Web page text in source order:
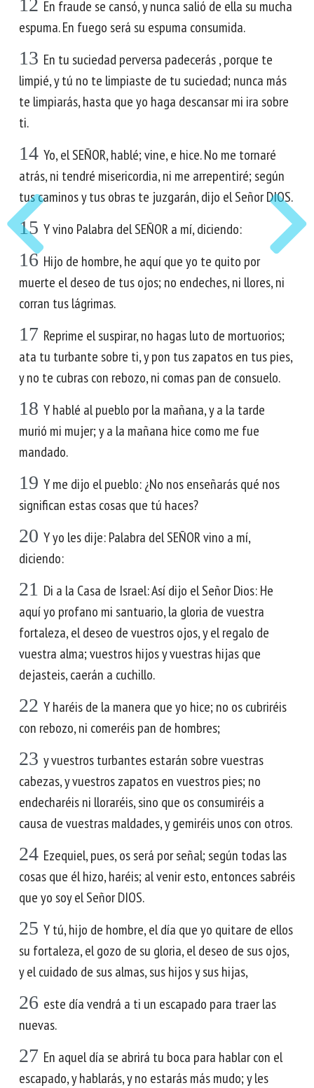
12 En fraude se cansó, y nunca salió de ella su mucha
espuma. En fuego será su espuma consumida.
13 En tu suciedad perversa padecerás , porque te
limpié, y tú no te limpiaste de tu suciedad; nunca más
te limpiarás, hasta que yo haga descansar mi ira sobre
ti.
14 Yo, el SEÑOR, hablé; vine, e hice. No me tornaré
atrás, ni tendré misericordia, ni me arrepentiré; según
tus caminos y tus obras te juzgarán, dijo el Señor DIOS.
15 Y vino Palabra del SEÑOR a mí, diciendo:
16 Hijo de hombre, he aquí que yo te quito por
muerte el deseo de tus ojos; no endeches, ni llores, ni
corran tus lágrimas.
17 Reprime el suspirar, no hagas luto de mortuorios;
ata tu turbante sobre ti, y pon tus zapatos en tus pies,
y no te cubras con rebozo, ni comas pan de consuelo.
18 Y hablé al pueblo por la mañana, y a la tarde
murió mi mujer; y a la mañana hice como me fue
mandado.
19 Y me dijo el pueblo: ¿No nos enseñarás qué nos
significan estas cosas que tú haces?
20 Y yo les dije: Palabra del SEÑOR vino a mí,
diciendo:
21 Di a la Casa de Israel: Así dijo el Señor Dios: He
aquí yo profano mi santuario, la gloria de vuestra
fortaleza, el deseo de vuestros ojos, y el regalo de
vuestra alma; vuestros hijos y vuestras hijas que
dejasteis, caerán a cuchillo.
22 Y haréis de la manera que yo hice; no os cubriréis
con rebozo, ni comeréis pan de hombres;
23 y vuestros turbantes estarán sobre vuestras
cabezas, y vuestros zapatos en vuestros pies; no
endecharéis ni lloraréis, sino que os consumiréis a
causa de vuestras maldades, y gemiréis unos con otros.
24 Ezequiel, pues, os será por señal; según todas las
cosas que él hizo, haréis; al venir esto, entonces sabréis
que yo soy el Señor DIOS.
25 Y tú, hijo de hombre, el día que yo quitare de ellos
su fortaleza, el gozo de su gloria, el deseo de sus ojos,
y el cuidado de sus almas, sus hijos y sus hijas,
26 este día vendrá a ti un escapado para traer las
nuevas.
27 En aquel día se abrirá tu boca para hablar con el
escapado, y hablarás, y no estarás más mudo; y les